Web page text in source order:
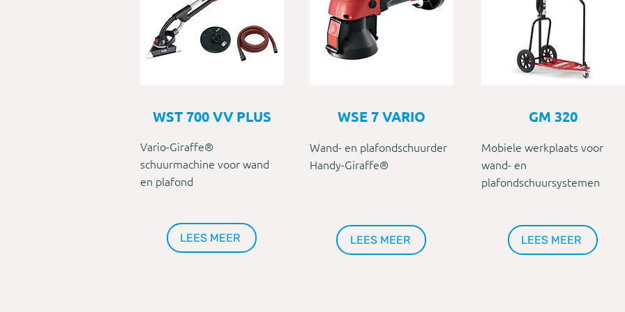
WST 700 VV PLUS
Vario-Giraffe®
schuurmachine voor wand
en plafond
LEES MEER
WSE 7 VARIO
LEES MEER
Wand- en plafondschuurder
Handy-Giraffe®
GM 320
LEES MEER
Mobiele werkplaats voor
wand- en
plafondschuursystemen